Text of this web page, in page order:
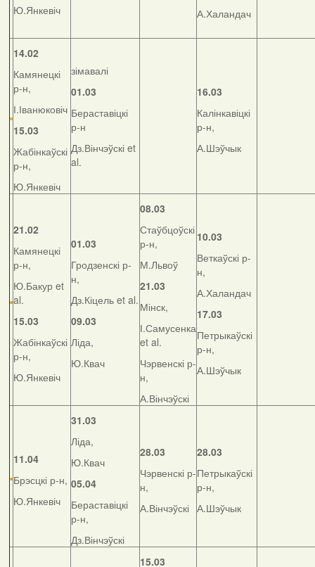
Ю.Янкевіч
А.Халандач
14.02
Камянецкі
р-н,
І.Іванюковіч
15.03
Жабінкаўскі
р-н,
Ю.Янкевіч
зімавалі
01.03
Бераставіцкі
р-н
Дз.Вінчэўскі et
al.
16.03
Калінкавіцкі
р-н,
А.Шэўчык
21.02
Камянецкі
р-н,
Ю.Бакур et
al.
15.03
Жабінкаўскі
р-н,
Ю.Янкевіч
01.03
Гродзенскі р-
н,
Дз.Кіцель et al.
09.03
Ліда,
Ю.Квач
08.03
Стаўбцоўскі
р-н,
М.Львоў
21.03
Мінск,
І.Самусенка
et al.
Чэрвенскі р-
н,
А.Вінчэўскі
10.03
Веткаўскі р-
н,
А.Халандач
17.03
Петрыкаўскі
р-н,
А.Шэўчык
11.04
Брэсцкі р-н,
Ю.Янкевіч
31.03
Ліда,
Ю.Квач
05.04
Бераставіцкі
р-н,
Дз.Вінчэўскі
28.03
Чэрвенскі р-
н,
А.Вінчэўскі
28.03
Петрыкаўскі
р-н,
А.Шэўчык
15.03